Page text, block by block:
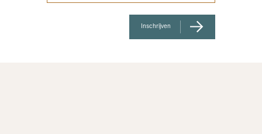
Inschrijven